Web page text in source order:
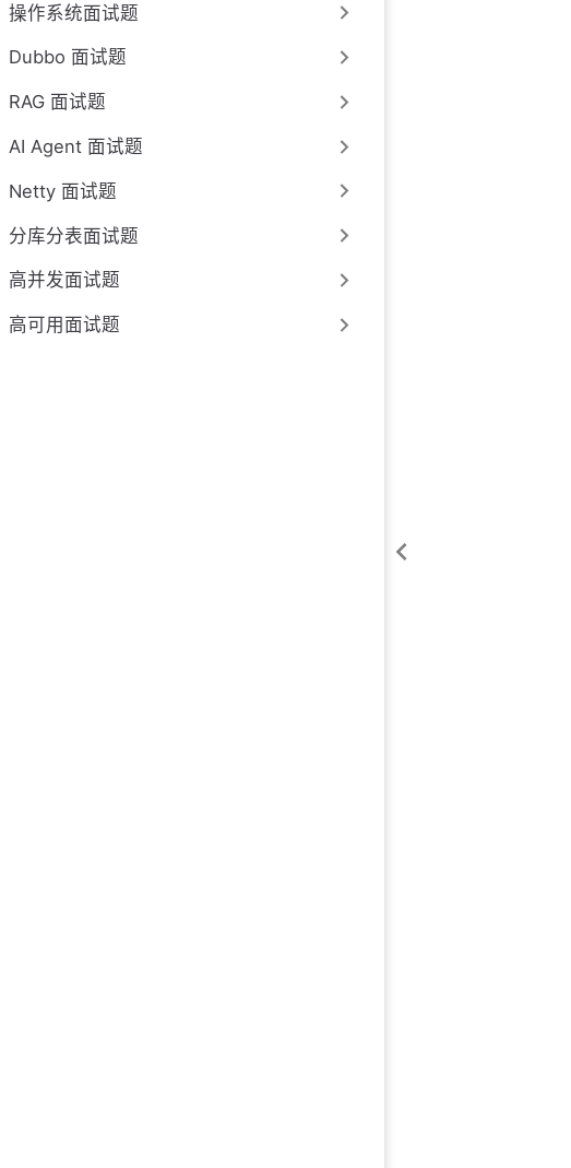
操作系统面试题
Dubbo 面试题
RAG 面试题
AI Agent 面试题
Netty 面试题
分库分表面试题
高并发面试题
高可用面试题